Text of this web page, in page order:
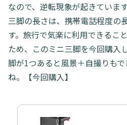
なので、逆転現象が起きています
三脚の長さは、携帯電話程度の
す。旅行で気楽に利用できるこ
ため、このミニ三脚を今回購入
脚が1つあると風景＋自撮りも
ね。【今回購入】